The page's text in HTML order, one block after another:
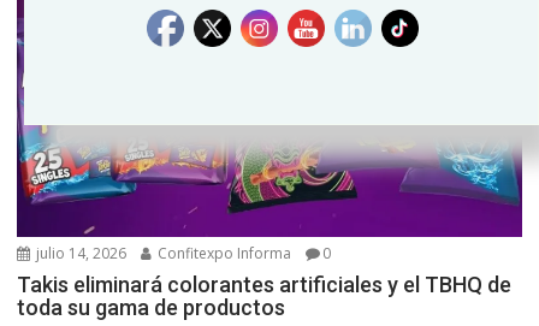
julio 14, 2026 Confitexpo Informa 0
Takis eliminará colorantes artificiales y el TBHQ de
toda su gama de productos